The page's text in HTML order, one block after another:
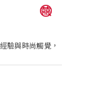
驗與時尚觸覺，